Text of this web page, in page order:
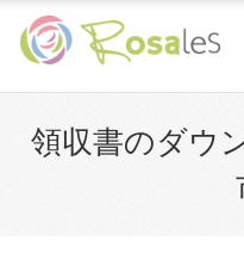
領収書のダウ